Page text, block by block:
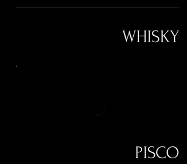
WHISKY
PISCO